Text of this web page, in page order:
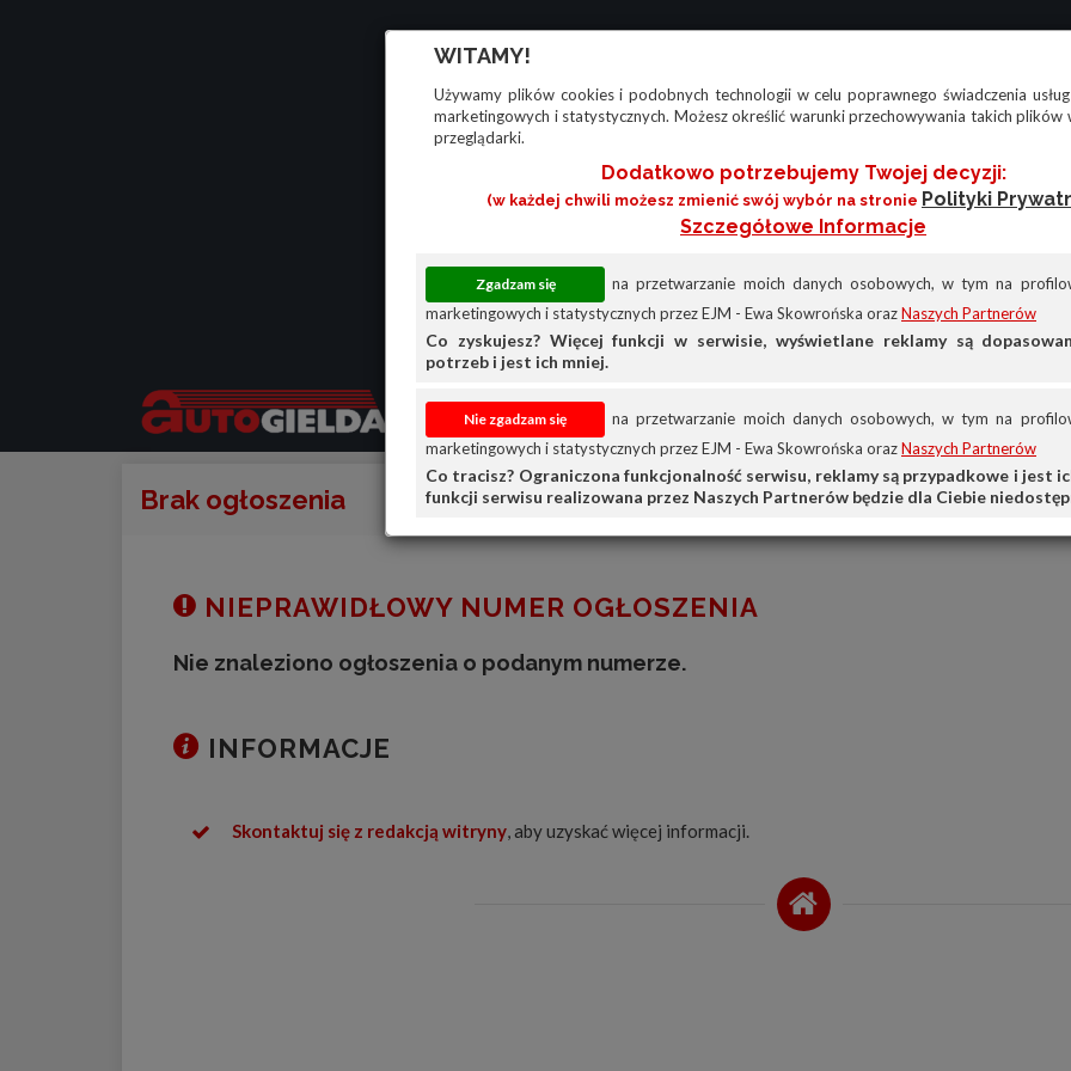
WITAMY!
Używamy plików cookies i podobnych technologii w celu poprawnego świadczenia
marketingowych i statystycznych. Możesz określić warunki przechowywania takich plików
przeglądarki.
Dodatkowo potrzebujemy Twojej decyzji:
(w każdej chwili możesz zmienić swój wybór na stronie Polityki
Szczegółowe Informacje
na przetwarzanie moich danych osobowych, w tym na
marketingowych i statystycznych przez EJM - Ewa Skowrońska orazNaszych Partnerów
Co zyskujesz? Więcej funkcji w serwisie, wyświetlane reklamy są
potrzeb i jest ich mniej.
na przetwarzanie moich danych osobowych, w tym na
marketingowych i statystycznych przez EJM - Ewa Skowrońska orazNaszych Partnerów
Co tracisz? Ograniczona funkcjonalność serwisu, reklamy są przypadkowe i jest
funkcji serwisu realizowana przez Naszych Partnerów będzie dla Ciebie
Brak ogłoszenia
NIEPRAWIDŁOWY NUMER OGŁOSZENIA
Nie znaleziono ogłoszenia o podanym numerze.
INFORMACJE
Skontaktuj się z redakcją witryny, aby uzyskać więcej informacji.